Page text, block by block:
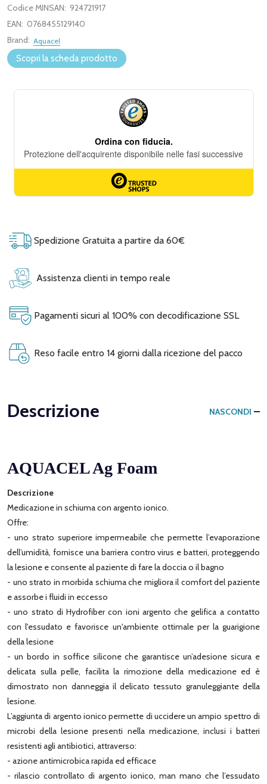
Codice MINSAN: 924721917
EAN: 0768455129140
Brand: Aquacel
Scopri la scheda prodotto
Spedizione Gratuita a partire da 60€
Assistenza clienti in tempo reale
Pagamenti sicuri al 100% con decodificazione SSL
Reso facile entro 14 giorni dalla ricezione del pacco
Descrizione NASCONDI
AQUACEL Ag Foam
Descrizione
Medicazione in schiuma con argento ionico.
Offre:
- uno strato superiore impermeabile che permette l’evaporazione
dell’umidità, fornisce una barriera contro virus e batteri, proteggendo
la lesione e consente al paziente di fare la doccia o il bagno
- uno strato in morbida schiuma che migliora il comfort del paziente
e assorbe i fluidi in eccesso
- uno strato di Hydrofiber con ioni argento che gelifica a contatto
con l'essudato e favorisce un'ambiente ottimale per la guarigione
della lesione
- un bordo in soffice silicone che garantisce un’adesione sicura e
delicata sulla pelle, facilita la rimozione della medicazione ed è
dimostrato non danneggia il delicato tessuto granuleggiante della
lesione.
L’aggiunta di argento ionico permette di uccidere un ampio spettro di
microbi della lesione presenti nella medicazione, inclusi i batteri
resistenti agli antibiotici, attraverso:
- azione antimicrobica rapida ed efficace
- rilascio controllato di argento ionico, man mano che l’essudato